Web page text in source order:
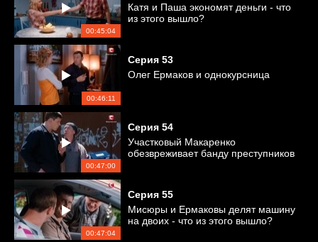
00:45:04
Катя и Паша экономят деньги - что
из этого вышло?
00:46:11
Серия 53
Олег Ермаков и однокурсница
00:47:00
Серия 54
Участковый Макаренко
обезвреживает банду преступников
00:47:04
Серия 55
Мисюры и Ермаковы делят машину
на двоих - что из этого вышло?